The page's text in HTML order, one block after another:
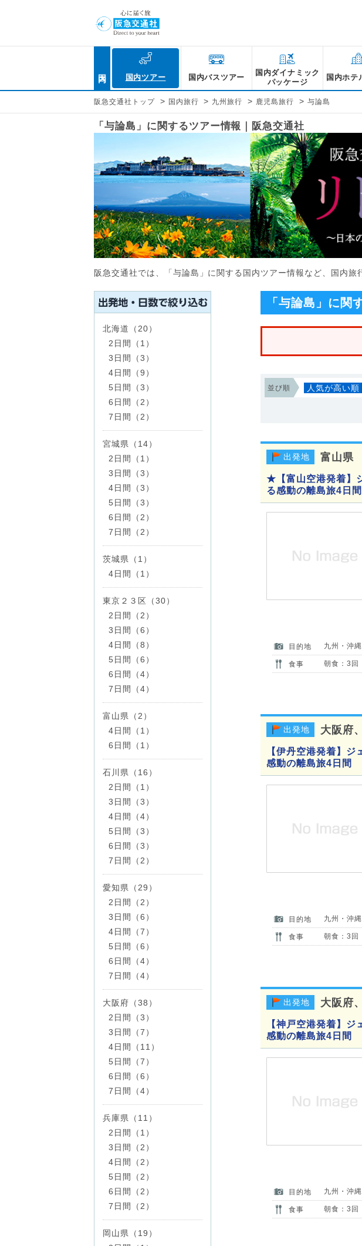
国内ツアー 国内バスツアー
国内ダイナミック
パッケージ
国内ホテ
阪急交通社トップ > 国内旅行 > 九州旅行 > 鹿児島旅行 > 与論島
「与論島」に関するツアー情報｜阪急交通社
阪急交通社では、「与論島」に関する国内ツアー情報など、国内旅
「与論島」に関
並び順 人気が高い順
出発地 富山県
★【富山空港発着】
る感動の離島旅4日間
目的地 九州・沖
食事 朝食：3
出発地 大阪府
【伊丹空港発着】
感動の離島旅4日間
目的地 九州・沖
食事 朝食：3
出発地 大阪府
【神戸空港発着】
感動の離島旅4日間
目的地 九州・沖
食事 朝食：3
北海道（20）
2日間（1）
3日間（3）
4日間（9）
5日間（3）
6日間（2）
7日間（2）
宮城県（14）
2日間（1）
3日間（3）
4日間（3）
5日間（3）
6日間（2）
7日間（2）
茨城県（1）
4日間（1）
東京２３区（30）
2日間（2）
3日間（6）
4日間（8）
5日間（6）
6日間（4）
7日間（4）
富山県（2）
4日間（1）
6日間（1）
石川県（16）
2日間（1）
3日間（3）
4日間（4）
5日間（3）
6日間（3）
7日間（2）
愛知県（29）
2日間（2）
3日間（6）
4日間（7）
5日間（6）
6日間（4）
7日間（4）
大阪府（38）
2日間（3）
3日間（7）
4日間（11）
5日間（7）
6日間（6）
7日間（4）
兵庫県（11）
2日間（1）
3日間（2）
4日間（2）
5日間（2）
6日間（2）
7日間（2）
岡山県（19）